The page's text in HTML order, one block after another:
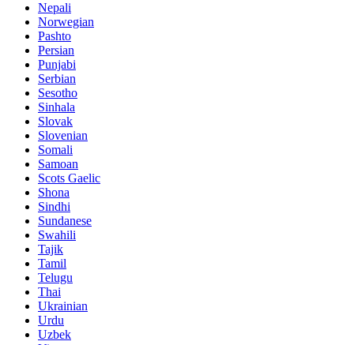
Nepali
Norwegian
Pashto
Persian
Punjabi
Serbian
Sesotho
Sinhala
Slovak
Slovenian
Somali
Samoan
Scots Gaelic
Shona
Sindhi
Sundanese
Swahili
Tajik
Tamil
Telugu
Thai
Ukrainian
Urdu
Uzbek